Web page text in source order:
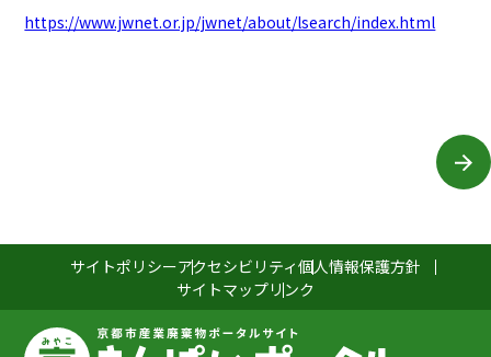
https://www.jwnet.or.jp/jwnet/about/lsearch/index.html
サイトポリシーアクセシビリティ個人情報保護方針
サイトマップリンク